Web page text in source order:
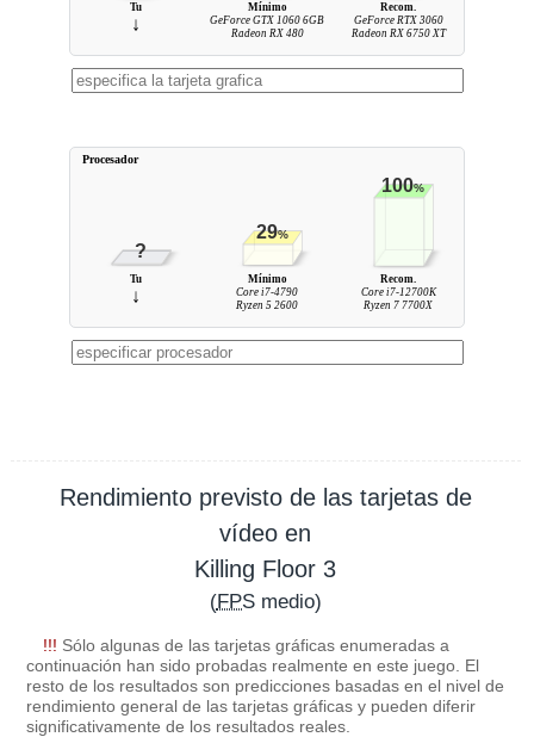
Tu
↓
Mínimo
GeForce GTX 1060 6GB
Radeon RX 480
Recom.
GeForce RTX 3060
Radeon RX 6750 XT
?
29%
100%
Tu
↓
Mínimo
Core i7-4790
Ryzen 5 2600
Recom.
Core i7-12700K
Ryzen 7 7700X
Procesador
Rendimiento previsto de las tarjetas de
vídeo en
Killing Floor 3
(FPSmedio)
!!! Sólo algunas de las tarjetas gráficas enumeradas a
continuación han sido probadas realmente en este juego. El
resto de los resultados son predicciones basadas en el nivel de
rendimiento general de las tarjetas gráficas y pueden diferir
significativamente de los resultados reales.